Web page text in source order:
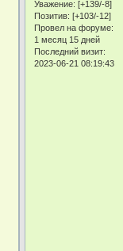
Уважение: [+139/-8]
Позитив: [+103/-12]
Провел на форуме:
1 месяц 15 дней
Последний визит:
2023-06-21 08:19:43